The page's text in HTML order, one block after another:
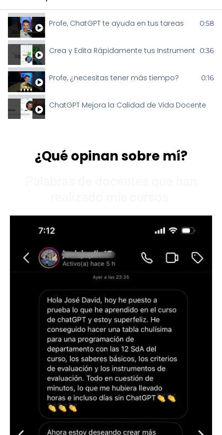
Profe, ChatGPT te ayuda en tus tareas 0:58
Crea y Edita Rápidamente tus Instrumentos de
0:36
Profe, ¿necesitas tener más tiempo? 0:16
ChatGPT Mejora la Calidad de Vida Docente
¿Qué opinan sobre mí?